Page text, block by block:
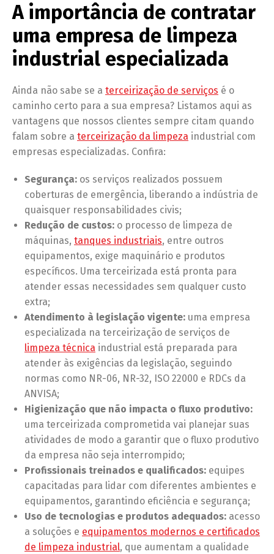
A importância de contratar
uma empresa de limpeza
industrial especializada
Ainda não sabe se a terceirização de serviços é o
caminho certo para a sua empresa? Listamos aqui as
vantagens que nossos clientes sempre citam quando
falam sobre a terceirização da limpeza industrial com
empresas especializadas. Confira:
Segurança: os serviços realizados possuem
coberturas de emergência, liberando a indústria de
quaisquer responsabilidades civis;
Redução de custos: o processo de limpeza de
máquinas, tanques industriais, entre outros
equipamentos, exige maquinário e produtos
específicos. Uma terceirizada está pronta para
atender essas necessidades sem qualquer custo
extra;
Atendimento à legislação vigente: uma empresa
especializada na terceirização de serviços de
limpeza técnica industrial está preparada para
atender às exigências da legislação, seguindo
normas como NR-06, NR-32, ISO 22000 e RDCs da
ANVISA;
Higienização que não impacta o fluxo produtivo:
uma terceirizada comprometida vai planejar suas
atividades de modo a garantir que o fluxo produtivo
da empresa não seja interrompido;
Profissionais treinados e qualificados: equipes
capacitadas para lidar com diferentes ambientes e
equipamentos, garantindo eficiência e segurança;
Uso de tecnologias e produtos adequados: acesso
a soluções e equipamentos modernos e certificados
de limpeza industrial, que aumentam a qualidade